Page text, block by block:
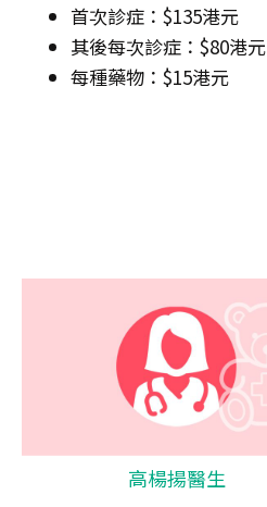
首次診症：$135港元
其後每次診症：$80港元
每種藥物：$15港元
高楊揚醫生